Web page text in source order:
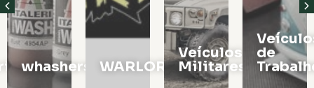
WARLORD Militares
Veículos
de
Trabalho
Vagões
e